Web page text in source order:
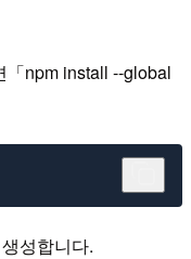
「npm install --global
성합니다.